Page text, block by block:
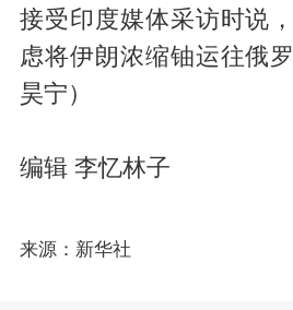
接受印度媒体采访时说
虑将伊朗浓缩铀运往俄
昊宁）
编辑 李忆林子
来源：新华社